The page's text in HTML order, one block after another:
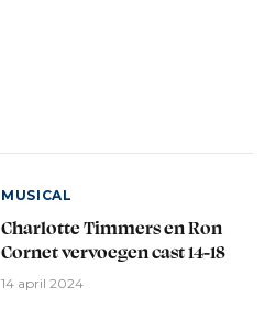
MUSICAL
Charlotte Timmers en Ron
Cornet vervoegen cast 14-18
14 april 2024